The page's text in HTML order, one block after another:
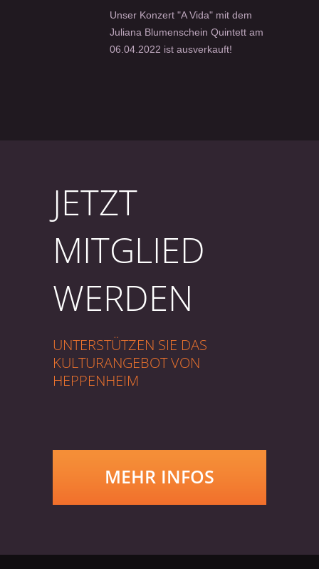
Unser Konzert "A Vida" mit dem
Juliana Blumenschein Quintett am
06.04.2022 ist ausverkauft!
JETZT
MITGLIED
WERDEN
UNTERSTÜTZEN SIE DAS
KULTURANGEBOT VON
HEPPENHEIM
MEHR INFOS